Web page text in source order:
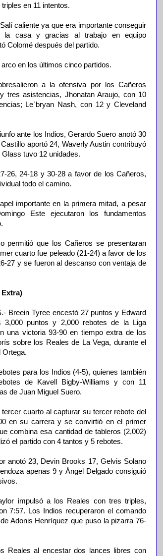
en 11 intentos.
caliente ya que era importante conseguir
la casa y gracias al trabajo en equipo
Colomé después del partido.
en los últimos cinco partidos.
a la ofensiva por los Cañeros
tres asistencias, Jhonatan Araujo, con 10
Le`bryan Nash, con 12 y Cleveland
ante los Indios, Gerardo Suero anotó 30
aportó 24, Waverly Austin contribuyó
tuvo 12 unidades.
26, 24-18 y 30-28 a favor de los Cañeros,
todo el camino.
importante en la primera mitad, a pesar
Este ejecutaron los fundamentos
permitió que los Cañeros se presentaran
cuarto fue peleado (21-24) a favor de los
27 y se fueron al descanso con ventaja de
Extra)
Breein Tyree encestó 27 puntos y Edward
3,000 puntos y 2,000 rebotes de la Liga
una victoria 93-90 en tiempo extra de los
sobre los Reales de La Vega, durante el
Ortega.
para los Indios (4-5), quienes también
de Kavell Bigby-Williams y con 11
de Juan Miguel Suero.
cuarto al capturar su tercer rebote del
en su carrera y se convirtió en el primer
combina esa cantidad de tableros (2,002)
el partido con 4 tantos y 5 rebotes.
anotó 23, Devin Brooks 17, Gelvis Solano
apenas 9 y Ángel Delgado consiguió
impulsó a los Reales con tres triples,
7:57. Los Indios recuperaron el comando
Adonis Henríquez que puso la pizarra 76-
Reales al encestar dos lances libres con